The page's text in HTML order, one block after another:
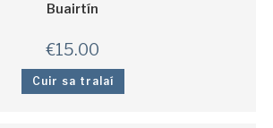
Buairtín
€15.00
Cuir sa tralaí